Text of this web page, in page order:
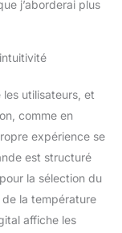
j’aborderai plus
les utilisateurs, et
comme en
expérience se
est structuré
la sélection du
de la température
affiche les